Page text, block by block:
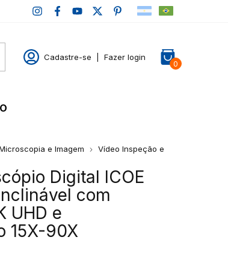
Cadastre-se Fazer login
0
e Imagem
Vídeo Inspeção e
Digital ICOE
com
UHD e
15X-90X